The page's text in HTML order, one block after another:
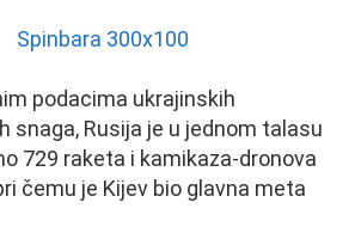
podacima ukrajinskih
snaga, Rusija je u jednom talasu
729 raketa i kamikaza-dronova
čemu je Kijev bio glavna meta